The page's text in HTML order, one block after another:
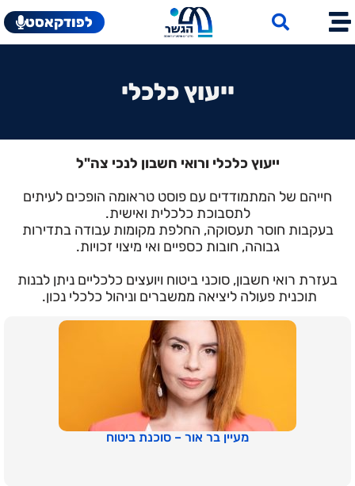
לפודקאסט
ייעוץ כלכלי
ייעוץ כלכלי ורואי חשבון לנכי צה"ל
חייהם של המתמודדים עם פוסט טראומה הופכים לעיתים
לתסבוכת כלכלית ואישית.
בעקבות חוסר תעסוקה, החלפת מקומות עבודה בתדירות
גבוהה, חובות כספיים ואי מיצוי זכויות.
בעזרת רואי חשבון, סוכני ביטוח ויועצים כלכליים ניתן לבנות
תוכנית פעולה ליציאה ממשברים וניהול כלכלי נכון.
מעיין בר אור – סוכנת ביטוח